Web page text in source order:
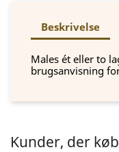
Beskrivelse
Males ét eller to
brugsanvisning
Kunder, der